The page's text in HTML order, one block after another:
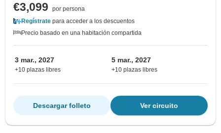
€3,099
por persona
Regístrate para acceder a los descuentos
Precio basado en una habitación compartida
3 mar., 2027
+10 plazas libres
5 mar., 2027
+10 plazas libres
Ver circuito
Descargar folleto